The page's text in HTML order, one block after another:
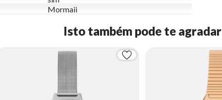
Mormaii
Isto também pode te agradar